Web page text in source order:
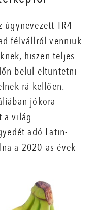
TR4
félvállról venniük
hiszen teljes
belül eltüntetni
rá kellően.
jókora
a világ
adó Latin-
a 2020-as évek